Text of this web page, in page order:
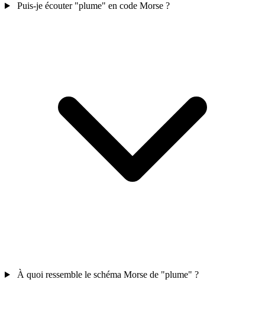
Puis-je écouter "plume" en code Morse ?
À quoi ressemble le schéma Morse de "plume" ?